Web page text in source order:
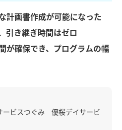
計画書作成が可能になった
引き継ぎ時間はゼロ
が確保でき、プログラムの幅
ービスつぐみ 優桜デイサービ